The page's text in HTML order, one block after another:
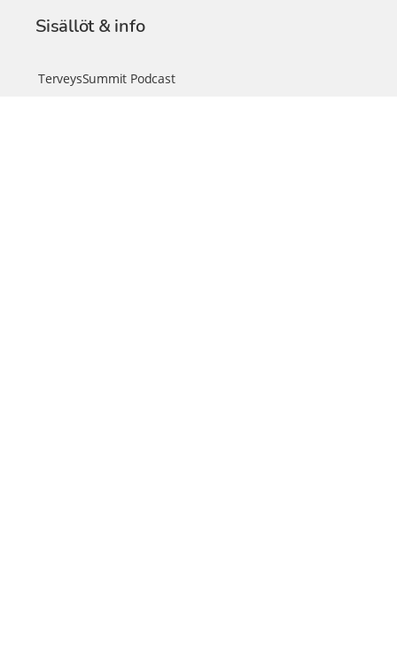
Sisällöt & info
TerveysSummit Podcast